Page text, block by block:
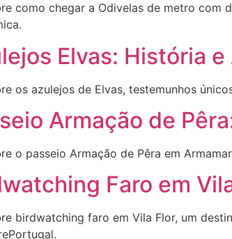
como chegar a Odivelas de metro com
Elvas: História
os azulejos de Elvas, testemunhos
Armação de
o passeio Armação de Pêra em
Faro em
birdwatching faro em Vila Flor, um